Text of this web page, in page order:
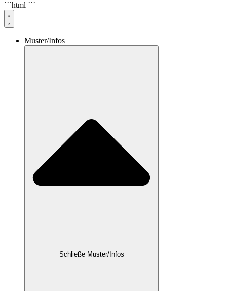
```html ```
Muster/Infos
Schließe Muster/Infos